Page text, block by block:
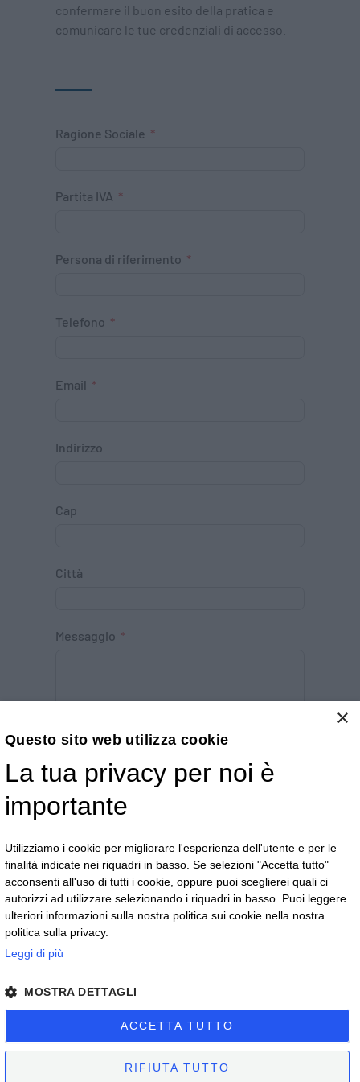
confermare il buon esito della pratica e
comunicare le tue credenziali di accesso.
Ragione Sociale
Partita IVA
Persona di riferimento
Telefono
Email
Indirizzo
Cap
Città
Messaggio
acconsento alla memorizzazione dei miei
dati, secondo quanto stabilito dal
regolamento europeo per la protezione
informazioni sui prodotti e servizi del
sito internet www.vegaoptic.it
Invia
- Capitale I.V. € 50.000,00 - PEC: vega@lwcert.it -
×
Questo sito web utilizza cookie
La tua privacy per noi è
importante
Utilizziamo i cookie per migliorare l'esperienza dell'utente e per le
finalità indicate nei riquadri in basso. Se selezioni "Accetta tutto"
acconsenti all'uso di tutti i cookie, oppure puoi sceglierei quali ci
autorizzi ad utilizzare selezionando i riquadri in basso. Puoi leggere
ulteriori informazioni sulla nostra politica sui cookie nella nostra
politica sulla privacy.
Leggi di più
MOSTRA DETTAGLI
ACCETTA TUTTO
RIFIUTA TUTTO